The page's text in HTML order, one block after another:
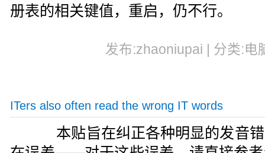
册表的相关键值，重启，仍不行。
发布:zhaoniupai | 分类:电
ITers also often read the wrong IT words
本贴旨在纠正各种明显的发音错